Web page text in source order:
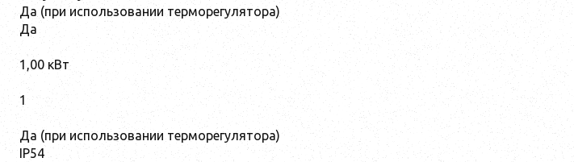
Да (при использовании терморегулятора)
Да
1,00 кВт
1
Да (при использовании терморегулятора)
IP54